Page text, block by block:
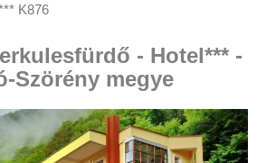
K876
- Hotel*** -
Szörény megye